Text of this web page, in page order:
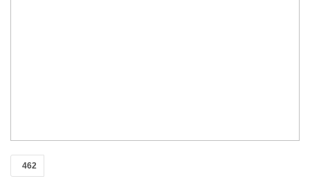
462